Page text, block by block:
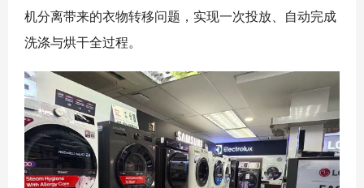
机分离带来的衣物转移问题，实现一次投放、自动完成
洗涤与烘干全过程。